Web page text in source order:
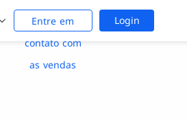
Entre em
contato com
as vendas
Login